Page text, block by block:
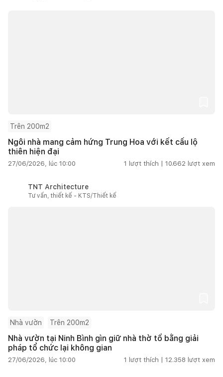
Trên 200m2
Ngôi nhà mang cảm hứng Trung Hoa với kết cấu lộ
thiên hiện đại
27/06/2026, lúc 10:00 1 lượt thích | 10.662 lượt xem
TNT Architecture
Tư vấn, thiết kế - KTS/Thiết kế
Nhà vườn Trên 200m2
Nhà vườn tại Ninh Bình gìn giữ nhà thờ tổ bằng giải
pháp tổ chức lại không gian
27/06/2026, lúc 10:00 1 lượt thích | 12.358 lượt xem